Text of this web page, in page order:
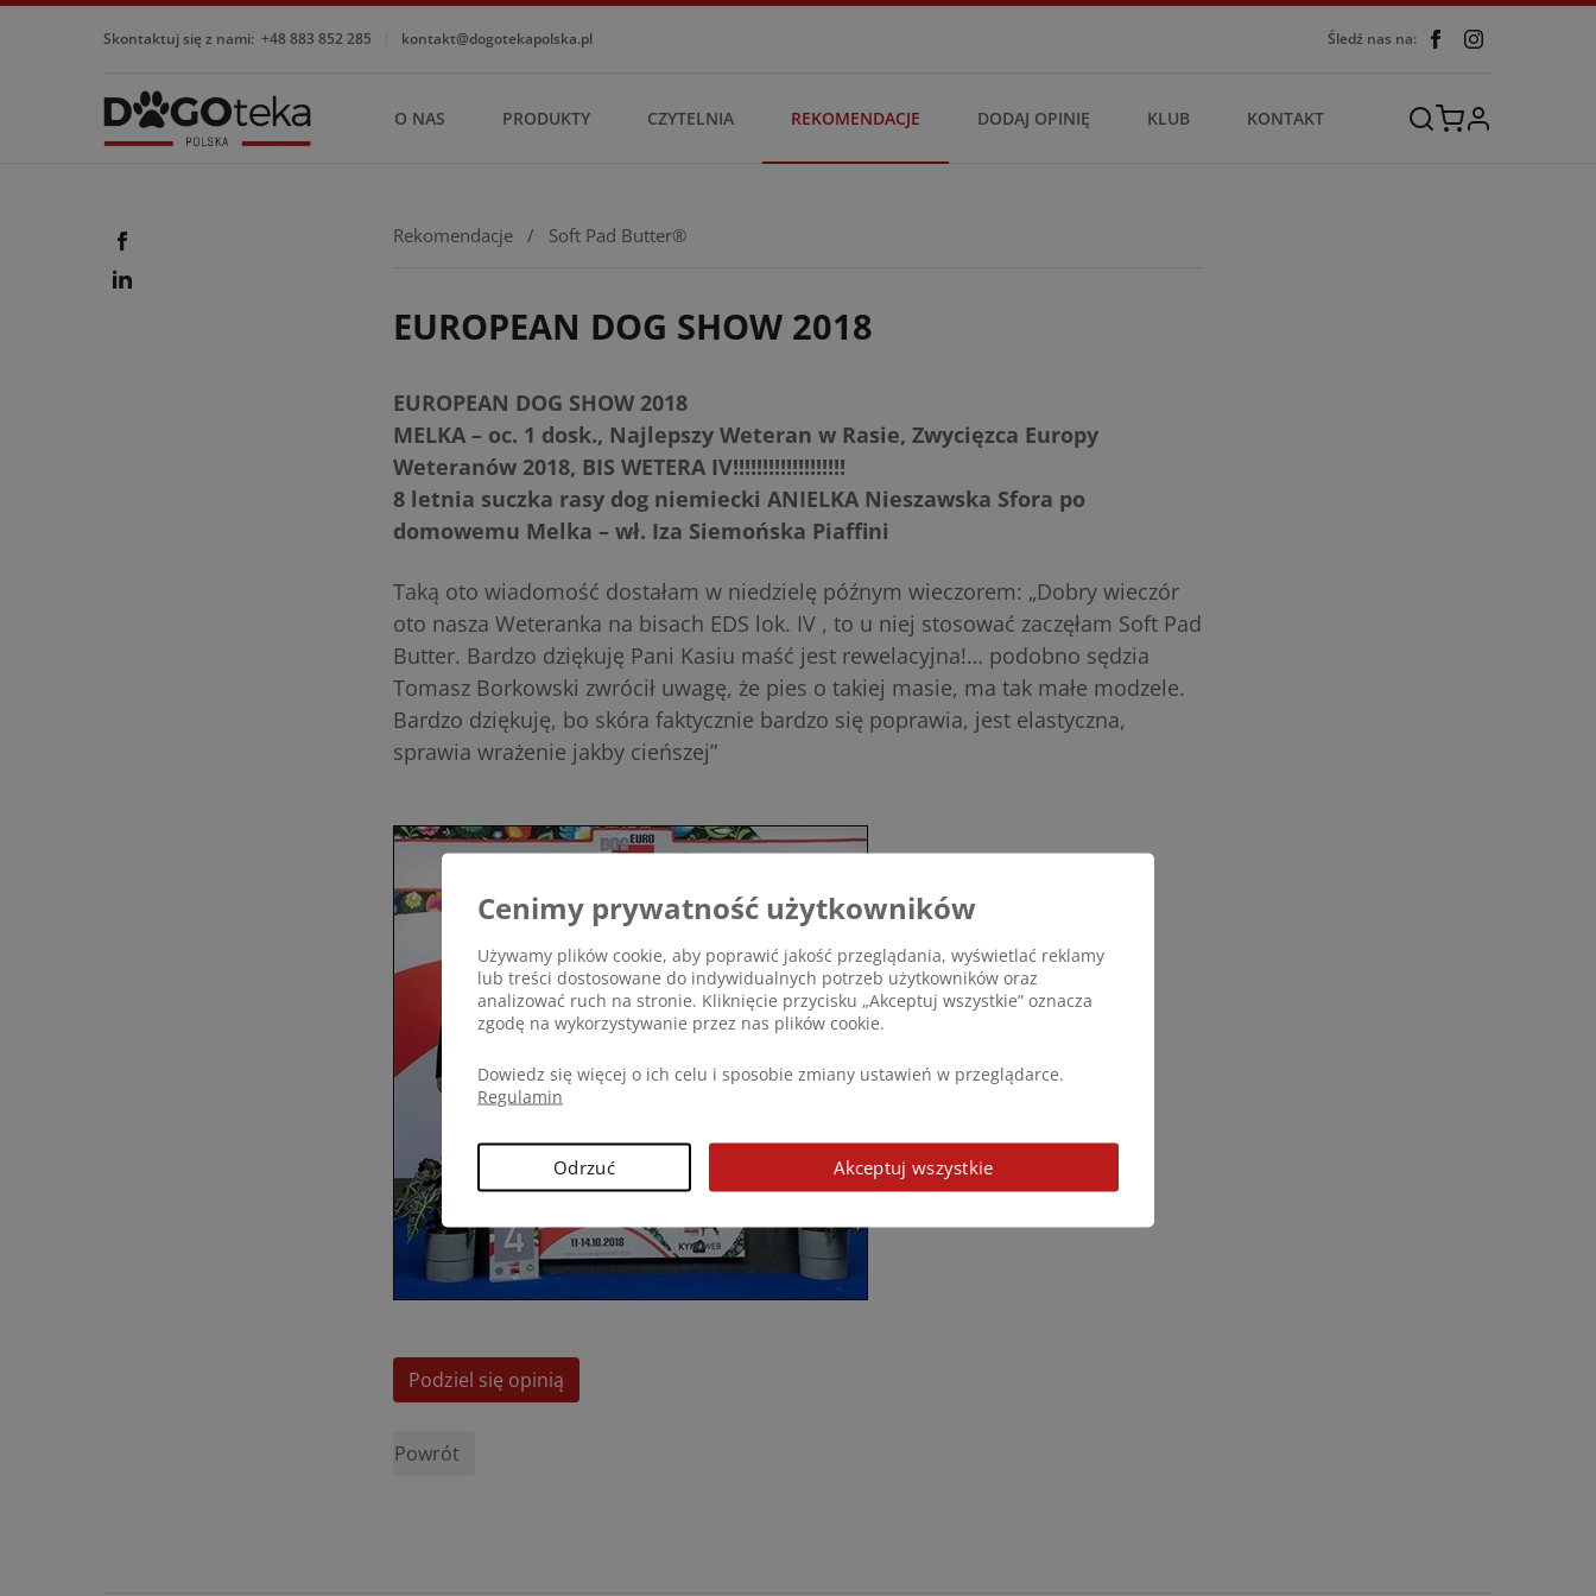
Skontaktuj się z nami: +48 883 852 285 kontakt@dogotekapolska.pl Śledź nas na:
O NAS PRODUKTY CZYTELNIA REKOMENDACJE DODAJ OPINIĘ KLUB KONTAKT
Rekomendacje / Soft Pad Butter®
EUROPEAN DOG SHOW 2018
EUROPEAN DOG SHOW 2018
MELKA – oc. 1 dosk., Najlepszy Weteran w Rasie, Zwycięzca Europy
Weteranów 2018, BIS WETERA IV!!!!!!!!!!!!!!!!!!!
8 letnia suczka rasy dog niemiecki ANIELKA Nieszawska Sfora po
domowemu Melka – wł. Iza Siemońska Piaffini
Taką oto wiadomość dostałam w niedzielę późnym wieczorem: „Dobry wieczór
oto nasza Weteranka na bisach EDS lok. IV , to u niej stosować zaczęłam Soft Pad
Butter. Bardzo dziękuję Pani Kasiu maść jest rewelacyjna!… podobno sędzia
Tomasz Borkowski zwrócił uwagę, że pies o takiej masie, ma tak małe modzele.
Bardzo dziękuję, bo skóra faktycznie bardzo się poprawia, jest elastyczna,
sprawia wrażenie jakby cieńszej”
Podziel się opinią
Powrót
Cenimy prywatność użytkowników
Używamy plików cookie, aby poprawić jakość przeglądania, wyświetlać reklamy
lub treści dostosowane do indywidualnych potrzeb użytkowników oraz
analizować ruch na stronie. Kliknięcie przycisku „Akceptuj wszystkie” oznacza
zgodę na wykorzystywanie przez nas plików cookie.
Dowiedz się więcej o ich celu i sposobie zmiany ustawień w przeglądarce.
Regulamin
Odrzuć Akceptuj wszystkie